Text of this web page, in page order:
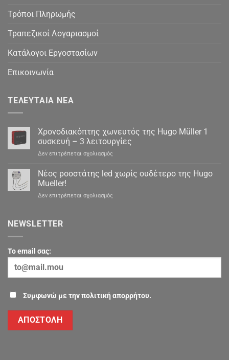
Τρόποι Πληρωμής
Τραπεζικοί Λογαριασμοί
Κατάλογοι Εργοστασίων
Επικοινωνία
ΤΕΛΕΥΤΑΊΑ ΝΈΑ
Χρονοδιακόπτης χωνευτός της Hugo Müller 1
συσκευή – 3 λειτουργίες
Δεν επιτρέπεται σχολιασμόςστο
χωνευτός
της
Müller
Νέος ροοστάτης led χωρίς ουδέτερο της Hugo
Mueller!
Δεν επιτρέπεται σχολιασμόςστο
Hugo
NEWSLETTER
To email σας:
Συμφωνώ με την πολιτική απορρήτου.